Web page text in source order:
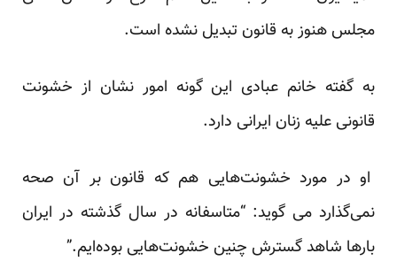
مجلس هنوز به قانون تبدیل نشده است.
به گفته خانم عبادی این گونه امور نشان از خشونت
قانونی علیه زنان ایرانی دارد.
او در مورد خشونت‌هایی هم که قانون بر آن صحه
نمی‌گذارد می گوید: “متاسفانه در سال گذشته در ایران
بار‌ها شاهد گسترش چنین خشونت‌هایی بوده‌ایم.”